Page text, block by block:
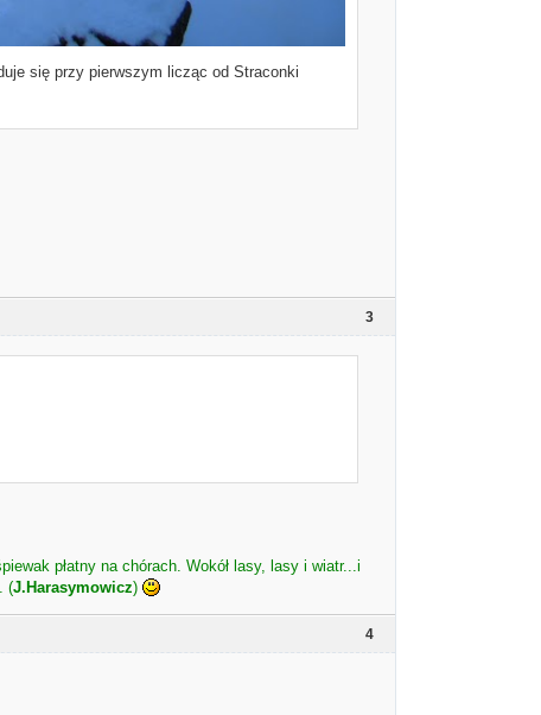
się przy pierwszym licząc od Straconki
3
płatny na chórach. Wokół lasy, lasy i wiatr...i
(J.Harasymowicz)
4